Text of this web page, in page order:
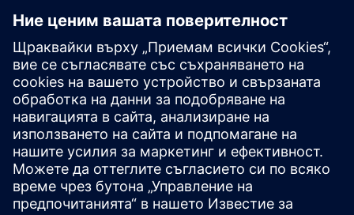
КАРИЕРИ
©Siemens2026
Корпоративна информация
Известие за поверителност